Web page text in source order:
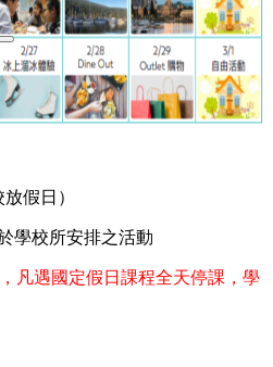
假日）
學校所安排之活動
凡遇國定假日課程全天停課，學